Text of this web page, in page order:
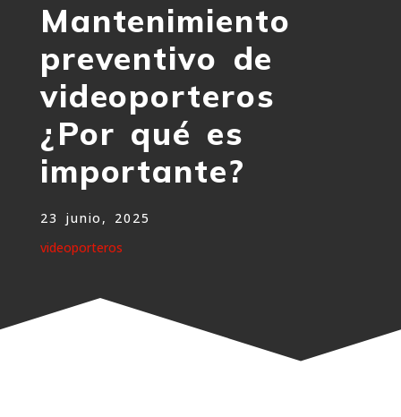
Mantenimiento
preventivo de
videoporteros
¿Por qué es
importante?
23 junio, 2025
videoporteros